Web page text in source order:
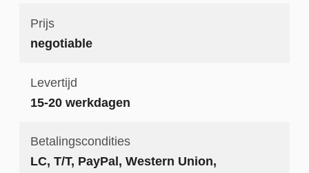
Prijs
negotiable
Levertijd
15-20 werkdagen
Betalingscondities
LC, T/T, PayPal, Western Union,